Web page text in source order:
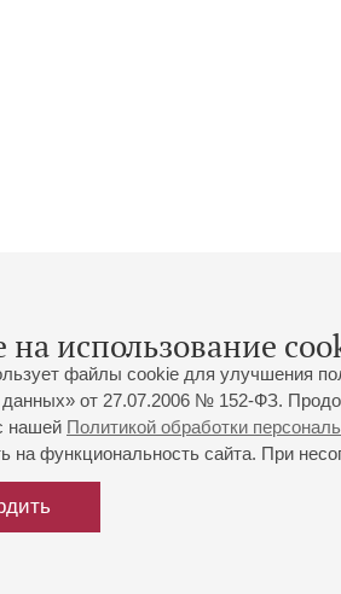
на использование
файлы cookie для улучшения
от 27.07.2006 № 152-ФЗ.
нашей Политикой обработки
на функциональность сайта. При